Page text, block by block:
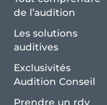
de l’audition
Les solutions
auditives
Exclusivités
Audition Conseil